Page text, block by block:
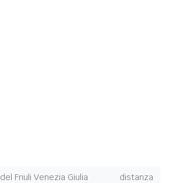
del Friuli Venezia Giulia distanza